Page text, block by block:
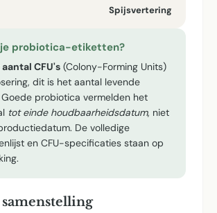
Spijsvertering
je probiotica-etiketten?
aantal CFU's (Colony-Forming Units)
dit is het aantal levende
probiotica vermelden het
tot einde houdbaarheidsdatum, niet
De volledige
en CFU-specificaties staan op